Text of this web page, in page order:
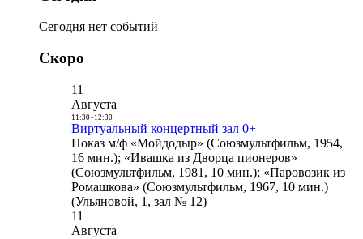
Сегодня нет событий
Скоро
11
Августа
11:30- 12:30
Виртуальный концертный зал 0+
Показ м/ф «Мойдодыр» (Союзмультфильм, 1954,
16 мин.); «Ивашка из Дворца пионеров»
(Союзмультфильм, 1981, 10 мин.); «Паровозик из
Ромашкова» (Союзмультфильм, 1967, 10 мин.)
(Ульяновой, 1, зал № 12)
11
Августа